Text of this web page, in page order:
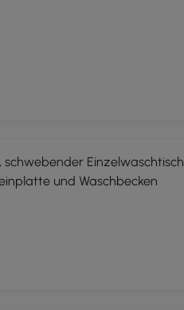
schwebender Einzelwaschtisch
und Waschbecken